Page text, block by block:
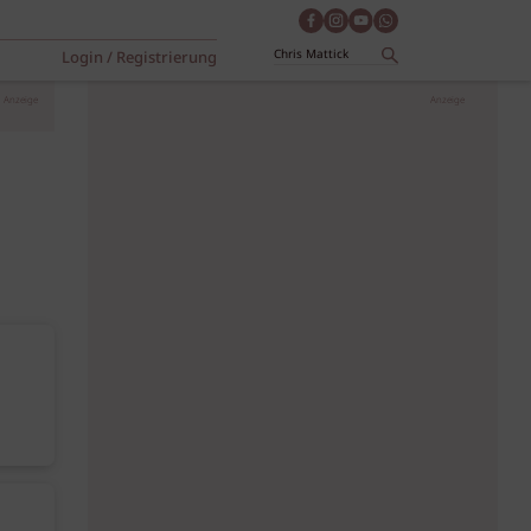
Login / Registrierung
Anzeige Anzeige